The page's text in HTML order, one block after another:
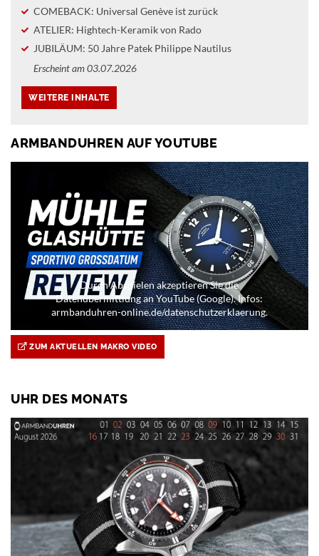
COMEBACK: Universal Genève ist zurück
ATELIER: Hightech-Keramik von Rado
JUBILÄUM: 50 Jahre Patek Philippe Nautilus
Erscheint am 03.07.2026
ARMBANDUHREN AUF YOUTUBE
Durch Abspielen akzeptieren Sie die
Datenübermittlung an YouTube (Google). Infos:
armbanduhren-online.de/datenschutzerklaerung.
ZUM AKTUELLEN MAKRO VIDEO
UHR DES MONATS